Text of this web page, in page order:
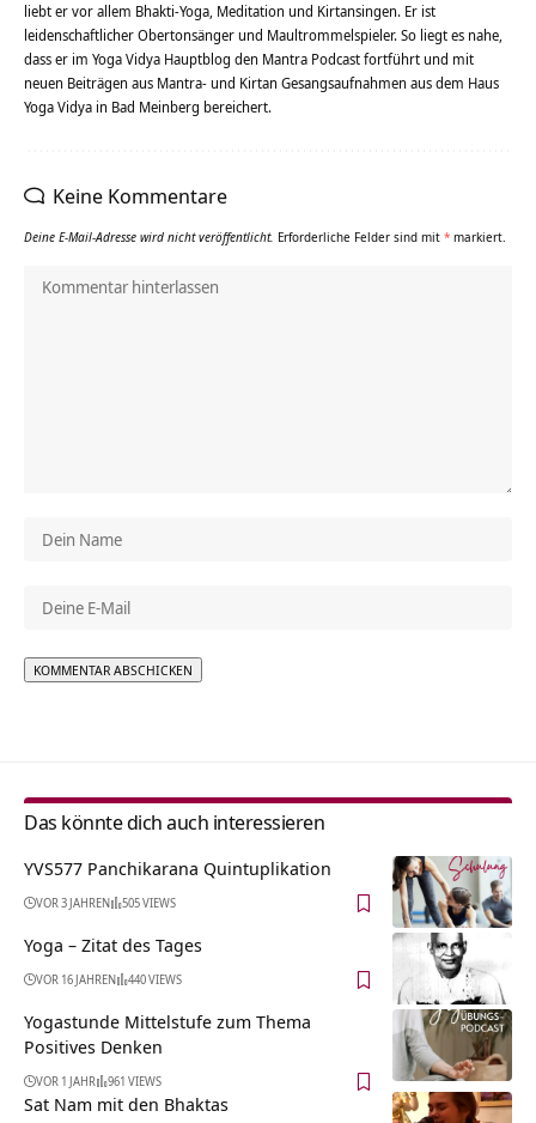
liebt er vor allem Bhakti-Yoga, Meditation und Kirtansingen. Er ist
leidenschaftlicher Obertonsänger und Maultrommelspieler. So liegt es nahe,
dass er im Yoga Vidya Hauptblog den Mantra Podcast fortführt und mit
neuen Beiträgen aus Mantra- und Kirtan Gesangsaufnahmen aus dem Haus
Yoga Vidya in Bad Meinberg bereichert.
Keine Kommentare
Deine E-Mail-Adresse wird nicht veröffentlicht. Erforderliche Felder sind mit * markiert.
Das könnte dich auch interessieren
YVS577 Panchikarana Quintuplikation
VOR 3 JAHREN 505 VIEWS
Yoga – Zitat des Tages
VOR 16 JAHREN 440 VIEWS
Yogastunde Mittelstufe zum Thema
Positives Denken
VOR 1 JAHR 961 VIEWS
Sat Nam mit den Bhaktas